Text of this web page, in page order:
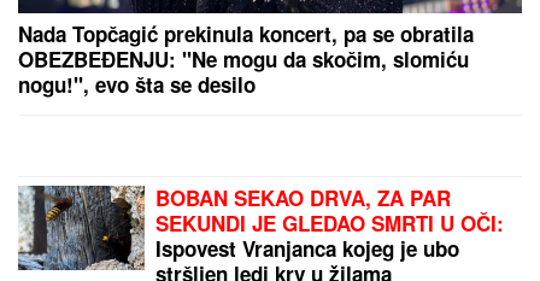
Maja Marinković spakovala kofere i napustila stan u